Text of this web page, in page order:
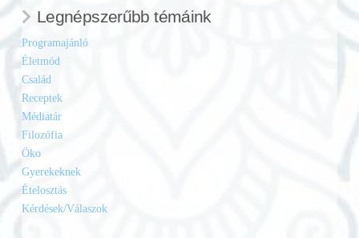
Legnépszerűbb témáink
Programajánló
Életmód
Család
Receptek
Médiatár
Filozófia
Öko
Gyerekeknek
Ételosztás
Kérdések/Válaszok